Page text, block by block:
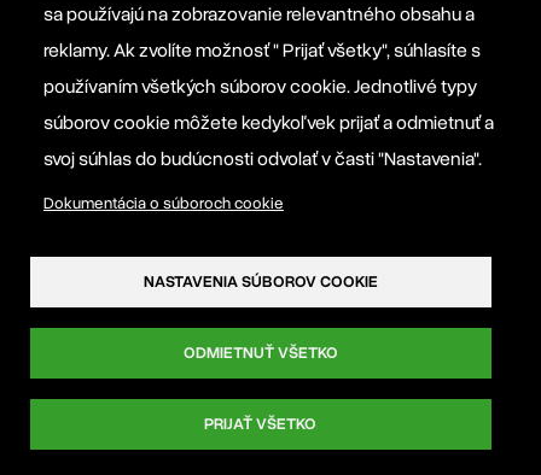
Informačná povinnosť prevádzkovateľa
Nastavenia súborov cookie
© 2026 Magyar Szövetség - Maďarská aliancia
sa používajú na zobrazovanie relevantného obsahu a
reklamy. Ak zvolíte možnosť " Prijať všetky", súhlasíte s
používaním všetkých súborov cookie. Jednotlivé typy
súborov cookie môžete kedykoľvek prijať a odmietnuť a
svoj súhlas do budúcnosti odvolať v časti "Nastavenia".
Dokumentácia o súboroch cookie
NASTAVENIA SÚBOROV COOKIE
ODMIETNUŤ VŠETKO
PRIJAŤ VŠETKO